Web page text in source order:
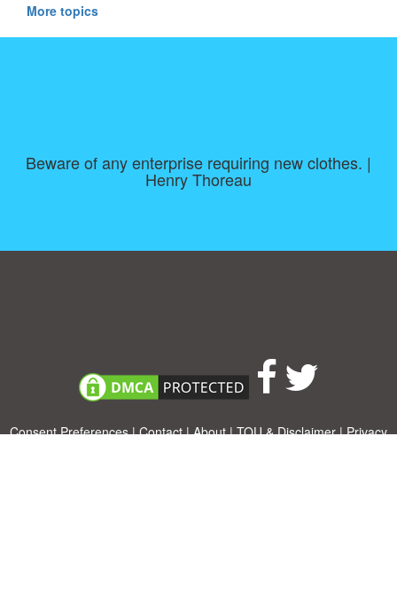
More topics
Beware of any enterprise requiring new clothes. |
Henry Thoreau
Consent Preferences|Contact|About|TOU & Disclaimer|Privacy